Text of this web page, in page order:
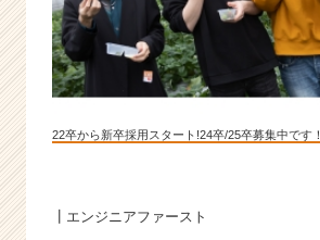
ウ
ト
が
届
く
活
ト
22卒から新卒採用スタート!24卒/25卒募集中です！
┃エンジニアファースト